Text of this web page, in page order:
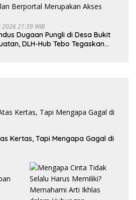
2026 21:39 WIB
Dugaan Pungli di Desa Bukit
DLH-Hub Tebo Tegaskan
Kertas, Tapi Mengapa Gagal di